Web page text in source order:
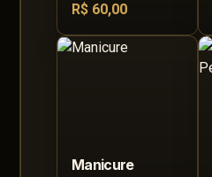
R$ 60,00
Manicure